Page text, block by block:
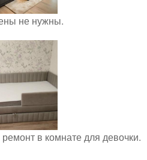
не нужны.
в комнате для девочки.